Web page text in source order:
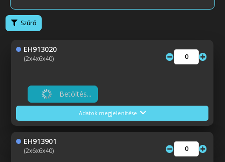
Szűrő
EH913020
(2x4x6x40)
Betöltés...
Adatok megjelenítése
EH913901
(2x6x6x40)